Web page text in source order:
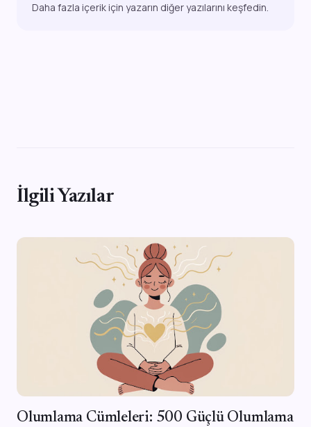
Daha fazla içerik için yazarın diğer yazılarını keşfedin.
İlgili Yazılar
Olumlama Cümleleri: 500 Güçlü Olumlama